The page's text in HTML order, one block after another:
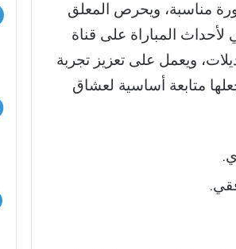
مناسبة، ويحرص المعلق
المباراة على قناة
ويعمل على تعزيز تجربة
متابعة أساسية لعشاق